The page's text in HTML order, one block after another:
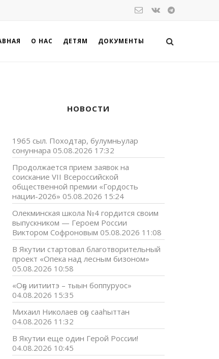
О НАС ДЕТЯМ ДОКУМЕНТЫ
НОВОСТИ
1965 сыл. Походтар, булумньулар
сонуннара 05.08.2026 17:32
Продолжается прием заявок на
соискание VII Всероссийской
общественной премии «Гордость
нации-2026» 05.08.2026 15:24
Олекминская школа №4 гордится своим
выпускником — Героем России
Виктором Софроновым 05.08.2026 11:08
В Якутии стартовал благотворительный
проект «Опека над лесным бизоном»
05.08.2026 10:58
«Оҕо иитиитэ – тыын боппуруос»
04.08.2026 15:35
Михаил Николаев оҕо сааһыттан
04.08.2026 11:32
В Якутии еще один Герой России!
04.08.2026 10:45